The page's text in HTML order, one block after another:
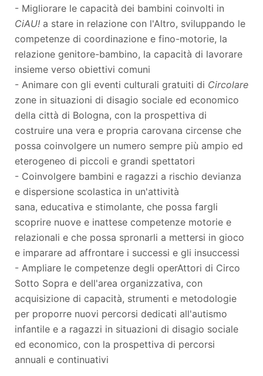
- Migliorare le capacità dei bambini coinvolti in
CiAU! a stare in relazione con l'Altro, sviluppando le
competenze di coordinazione e fino-motorie, la
relazione genitore-bambino, la capacità di lavorare
insieme verso obiettivi comuni
- Animare con gli eventi culturali gratuiti di Circolare
zone in situazioni di disagio sociale ed economico
della città di Bologna, con la prospettiva di
costruire una vera e propria carovana circense che
possa coinvolgere un numero sempre più ampio ed
eterogeneo di piccoli e grandi spettatori
- Coinvolgere bambini e ragazzi a rischio devianza
e dispersione scolastica in un'attività
sana, educativa e stimolante, che possa fargli
scoprire nuove e inattese competenze motorie e
relazionali e che possa spronarli a mettersi in gioco
e imparare ad affrontare i successi e gli insuccessi
- Ampliare le competenze degli operAttori di Circo
Sotto Sopra e dell'area organizzativa, con
acquisizione di capacità, strumenti e metodologie
per proporre nuovi percorsi dedicati all'autismo
infantile e a ragazzi in situazioni di disagio sociale
ed economico, con la prospettiva di percorsi
annuali e continuativi